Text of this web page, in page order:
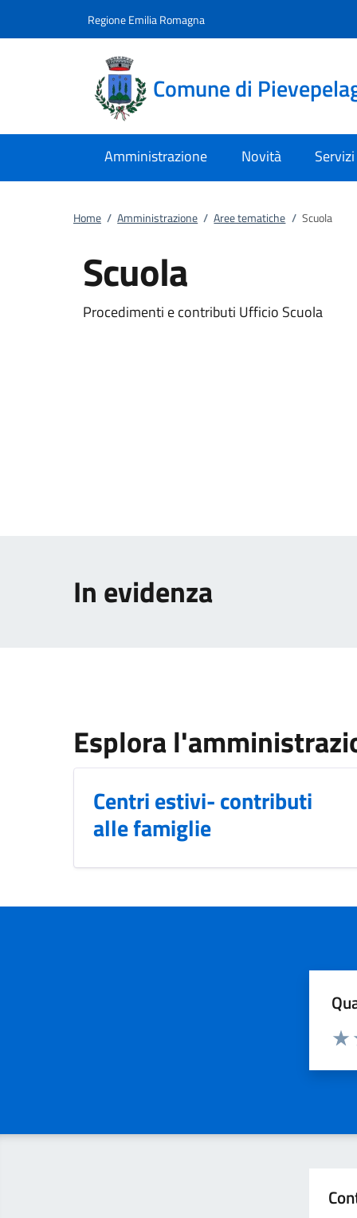
Regione Emilia Romagna
Comune di
Amministrazione Novità Servizi
Home / Amministrazione / Aree tematiche / Scuola
Scuola
Procedimenti e contributi Ufficio Scuola
In evidenza
Esplora
Centri estivi- contributi
alle famiglie